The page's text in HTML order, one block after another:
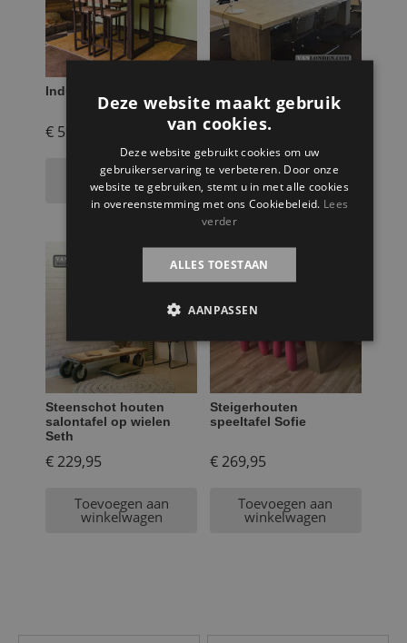
Industriële tafel Kjeld
€ 599,95
Toevoegen aan
winkelwagen
vergadertafel Louis
€459,95
Selecteer opties
Steenschot houten
salontafel op wielen
Seth
€229,95
Toevoegen aan
winkelwagen
Steigerhouten
speeltafel Sofie
€269,95
Toevoegen aan
winkelwagen
Deze website maakt gebruik
van cookies.
Deze website gebruikt cookies om uw
gebruikerservaring te verbeteren. Door onze
website te gebruiken, stemt u in met alle cookies
in overeenstemming met ons Cookiebeleid. Lees
verder
ALLES TOESTAAN
AANPASSEN